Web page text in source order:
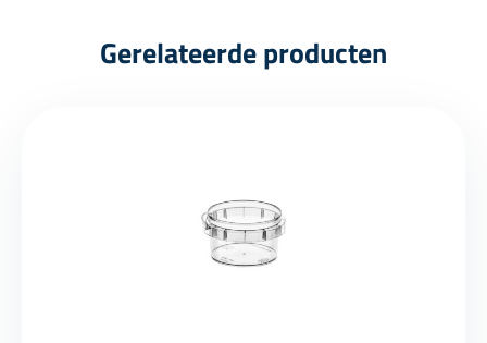
Gerelateerde producten